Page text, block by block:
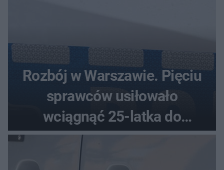
Rozbój w Warszawie. Pięciu
sprawców usiłowało
wciągnąć 25-latka do
samochodu